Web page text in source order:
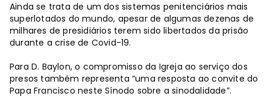
Ainda se trata de um dos sistemas penitenciários mais
superlotados do mundo, apesar de algumas dezenas de
milhares de presidiários terem sido libertados da prisão
durante a crise de Covid-19.
Para D. Baylon, o compromisso da Igreja ao serviço dos
presos também representa “uma resposta ao convite do
Papa Francisco neste Sínodo sobre a sinodalidade”.